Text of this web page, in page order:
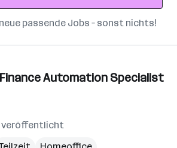
passende Jobs – sonst nichts!
Automation Specialist
veröffentlicht